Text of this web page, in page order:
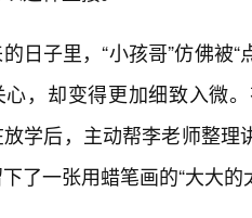
日子里，“小孩哥”仿佛被
，却变得更加细致入微
学后，主动帮李老师整
了一张用蜡笔画的“大大